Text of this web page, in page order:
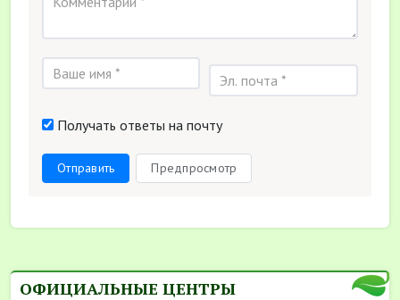
Получать ответы на почту
Отправить Предпросмотр
ОФИЦИАЛЬНЫЕ ЦЕНТРЫ